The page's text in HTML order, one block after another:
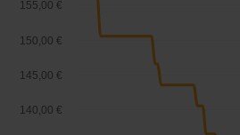
140,00 €
145,00 €
150,00 €
155,00 €